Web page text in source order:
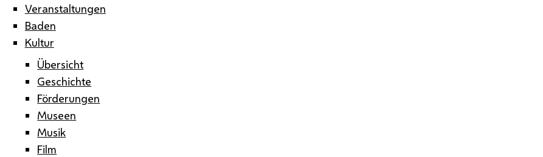
Veranstaltungen
Baden
Kultur
Übersicht
Geschichte
Förderungen
Museen
Musik
Film